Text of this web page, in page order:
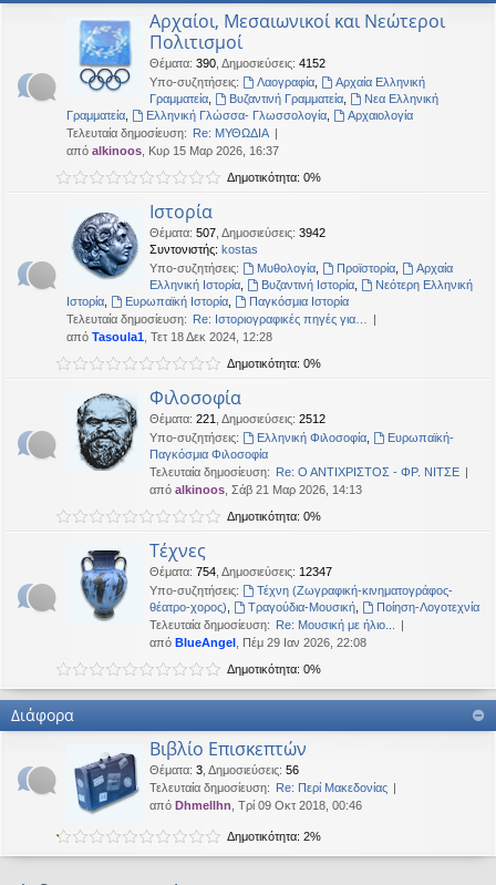
Αρχαίοι, Μεσαιωνικοί και Νεώτεροι
Πολιτισμοί
Θέματα: 390 Δημοσιεύσεις: 4152
Υπο-συζητήσεις:
Λαογραφία,
Αρχαία Ελληνική
Γραμματεία
Βυζαντινή Γραμματεία,
Νεα Ελληνική
Γραμματεία
Ελληνική Γλώσσα- Γλωσσολογία,
Αρχαιολογία
Τελευταία δημοσίευση: Re: ΜΥΘΩΔΙΑ
από alkinoos , Κυρ 15 Μαρ 2026, 16:37
Δημοτικότητα: 0%
Ιστορία
Θέματα: 507 Δημοσιεύσεις: 3942
Συντονιστής: kostas
Υπο-συζητήσεις:
Μυθολογία, Προϊστορία,
Αρχαία
Ελληνική Ιστορία
Βυζαντινή Ιστορία,
Νεότερη Ελληνική
Ιστορία
Ευρωπαϊκή Ιστορία,
Παγκόσμια Ιστορία
Τελευταία δημοσίευση: Re: Ιστοριογραφικές πηγές για…
από Tasoula1 , Τετ 18 Δεκ 2024, 12:28
Δημοτικότητα: 0%
Φιλοσοφία
Θέματα: 221 Δημοσιεύσεις: 2512
Υπο-συζητήσεις:
Ελληνική Φιλοσοφία,
Ευρωπαϊκή-
Παγκόσμια Φιλοσοφία
Τελευταία δημοσίευση: Re: Ο ΑΝΤΙΧΡΙΣΤΟΣ - ΦΡ. ΝΙΤΣΕ
από alkinoos , Σάβ 21 Μαρ 2026, 14:13
Δημοτικότητα: 0%
Τέχνες
Θέματα: 754 Δημοσιεύσεις: 12347
Υπο-συζητήσεις:
Τέχνη (Ζωγραφική-κινηματογράφος-
θέατρο-χορος)
Τραγούδια-Μουσική,
Ποίηση-Λογοτεχνία
Τελευταία δημοσίευση: Re: Μουσική με ήλιο...
από BlueAngel , Πέμ 29 Ιαν 2026, 22:08
Δημοτικότητα: 0%
Διάφορα
Βιβλίο Επισκεπτών
Θέματα: 3 Δημοσιεύσεις: 56
Τελευταία δημοσίευση: Re: Περί Μακεδονίας
από Dhmellhn , Τρί 09 Οκτ 2018, 00:46
Δημοτικότητα: 2%